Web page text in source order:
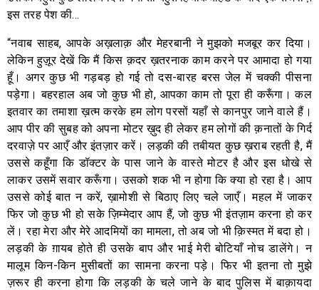
इस तरह पेश की…
“नवाब साहब, आपके अख़लाक़ और मेहरबानी ने मुझको मजबूर कर दिया।
लेकिन हुज़ूर देखें कि मैं किस क़दर ख़तरनाक काम करने पर आमादा हो गया
हूँ। अगर कुछ भी गड़बड़ हो गई तो दस-बारह बरस जेल में चक्की पीसना
पड़ेगा। बहरहाल अब जो कुछ भी हो, आपका काम तो पूरा ही करूँगा। कल
इतवार का तमाशा ख़त्म करके हम लोग परसों यहाँ से कानपुर जाने वाले हैं।
आप पीर की सुबह को अपना मोटर ख़ुद ही लेकर हम लोगों की क़नातों के गिर्द
दरवाज़े पर आएँ और इंतज़ार करें। लड़की की तबीयत कुछ ख़राब रहती है, मैं
उससे कहूँगा कि डॉक्टर के पास जाने के वास्ते मोटर है और इस धोखे से
लाकर उसमें सवार करूँगा। उसको शक भी न होगा कि क्या हो रहा है। आप
उससे कोई बात न करें, ख़ामोशी से बिठाए लिए चले जाएँ। महल में जाकर
फिर जो कुछ भी हो सके ज़िम्मेदार आप हैं, जो कुछ भी इंतज़ाम करना हो कर
लें। रहा मेरा और मेरे आदमियों का मामला, तो अब जो भी क़िस्मत में बदा हो।
लड़की के ग़ायब होते ही उसके बाप और भाई मेरी बोटियाँ नोच डालेंगे। न
मालूम किन-किन मुसीबतों का सामना करना पड़े। फिर भी इतना तो मुझे
ज़रूर ही करना होगा कि लड़की के चले जाने के बाद पुलिस में बाक़ायदा